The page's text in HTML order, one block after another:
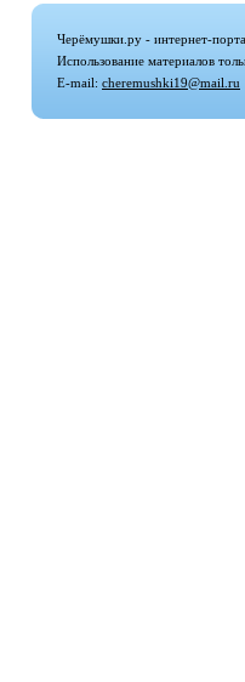
Черёмушки.ру - интернет-
Использование материалов
E-mail: cheremushki19@mail.ru